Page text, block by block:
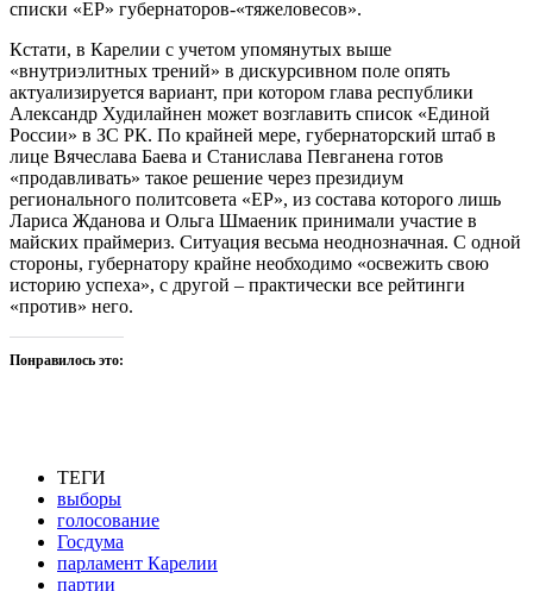
списки «ЕР» губернаторов-«тяжеловесов».
Кстати, в Карелии с учетом упомянутых выше
«внутриэлитных трений» в дискурсивном поле опять
актуализируется вариант, при котором глава республики
Александр Худилайнен может возглавить список «Единой
России» в ЗС РК. По крайней мере, губернаторский штаб в
лице Вячеслава Баева и Станислава Певганена готов
«продавливать» такое решение через президиум
регионального политсовета «ЕР», из состава которого лишь
Лариса Жданова и Ольга Шмаеник принимали участие в
майских праймериз. Ситуация весьма неоднозначная. С одной
стороны, губернатору крайне необходимо «освежить свою
историю успеха», с другой – практически все рейтинги
«против» него.
Понравилось это:
ТЕГИ
выборы
голосование
Госдума
парламент Карелии
партии